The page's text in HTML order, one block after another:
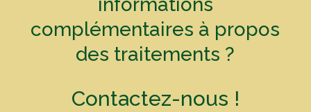
informations
complémentaires à propos
des traitements ?
Contactez-nous !